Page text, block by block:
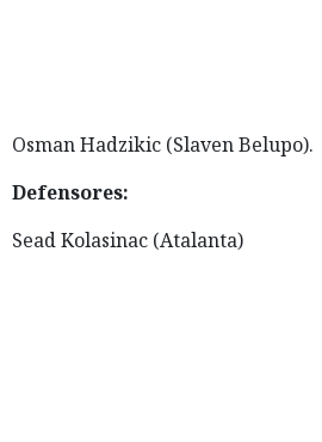
Osman Hadzikic (Slaven Belupo).
Defensores:
Sead Kolasinac (Atalanta)